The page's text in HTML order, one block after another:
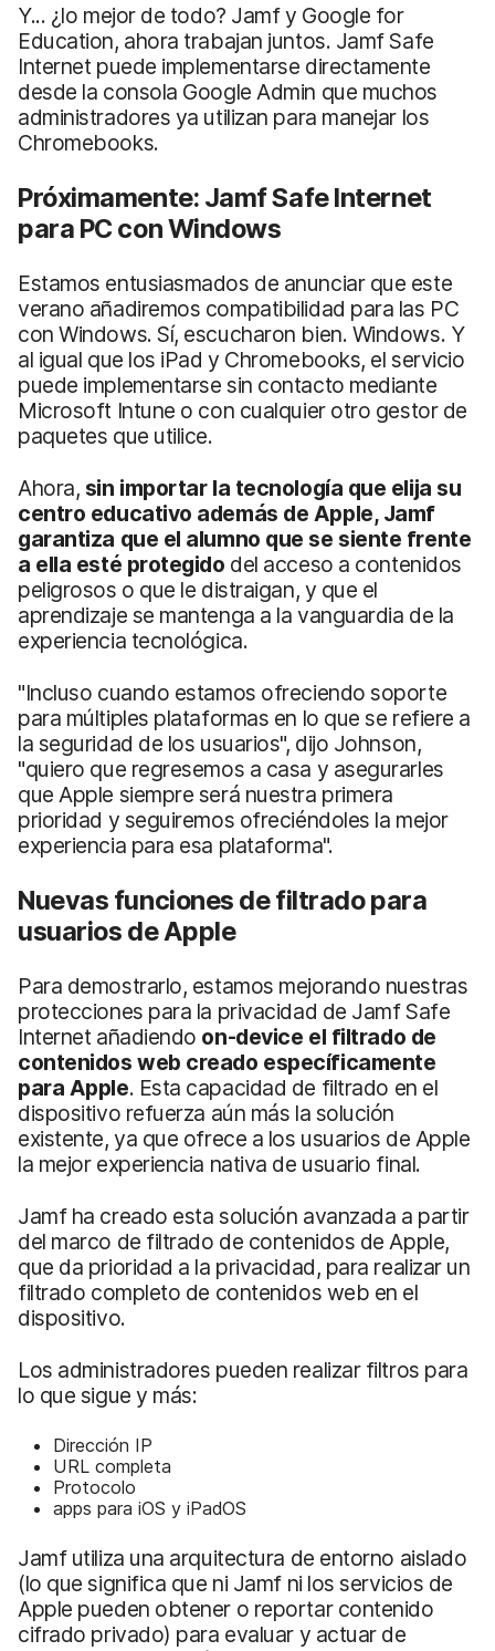
Y... ¿lo mejor de todo? Jamf y Google for
Education, ahora trabajan juntos. Jamf Safe
Internet puede implementarse directamente
desde la consola Google Admin que muchos
administradores ya utilizan para manejar los
Chromebooks.
Próximamente: Jamf Safe Internet
para PC con Windows
Estamos entusiasmados de anunciar que este
verano añadiremos compatibilidad para las PC
con Windows. Sí, escucharon bien. Windows. Y
al igual que los iPad y Chromebooks, el servicio
puede implementarse sin contacto mediante
Microsoft Intune o con cualquier otro gestor de
paquetes que utilice.
Ahora, sin importar la tecnología que elija su
centro educativo además de Apple, Jamf
garantiza que el alumno que se siente frente
a ella esté protegido del acceso a contenidos
peligrosos o que le distraigan, y que el
aprendizaje se mantenga a la vanguardia de la
experiencia tecnológica.
"Incluso cuando estamos ofreciendo soporte
para múltiples plataformas en lo que se refiere a
la seguridad de los usuarios", dijo Johnson,
"quiero que regresemos a casa y asegurarles
que Apple siempre será nuestra primera
prioridad y seguiremos ofreciéndoles la mejor
experiencia para esa plataforma".
Nuevas funciones de filtrado para
usuarios de Apple
Para demostrarlo, estamos mejorando nuestras
protecciones para la privacidad de Jamf Safe
Internet añadiendo on-device el filtrado de
contenidos web creado específicamente
para Apple. Esta capacidad de filtrado en el
dispositivo refuerza aún más la solución
existente, ya que ofrece a los usuarios de Apple
la mejor experiencia nativa de usuario final.
Jamf ha creado esta solución avanzada a partir
del marco de filtrado de contenidos de Apple,
que da prioridad a la privacidad, para realizar un
filtrado completo de contenidos web en el
dispositivo.
Los administradores pueden realizar filtros para
lo que sigue y más:
Dirección IP
URL completa
Protocolo
apps para iOS y iPadOS
Jamf utiliza una arquitectura de entorno aislado
(lo que significa que ni Jamf ni los servicios de
Apple pueden obtener o reportar contenido
cifrado privado) para evaluar y actuar de